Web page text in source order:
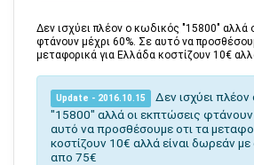
Δεν ισχύει πλέον ο κωδικός "15800" αλλά
φτάνουν μέχρι 60%. Σε αυτό να
μεταφορικά για Ελλάδα κοστίζουν 10€
Update - 2016.10.15
Δεν ισχύει
"15800" αλλά οι εκπτώσεις φτάνουν
αυτό να προσθέσουμε οτι τα
κοστίζουν 10€ αλλά είναι δωρεάνμε
απο 75€